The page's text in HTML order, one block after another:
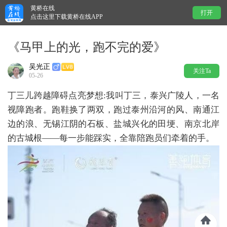
黄桥在线
点击这里下载黄桥在线APP
打开
《马甲上的光，跑不完的爱》
吴光正
05-26
关注Ta
丁三儿跨越障碍点亮梦想:我叫丁三，泰兴广陵人，一名
视障跑者。跑鞋换了两双，跑过泰州沿河的风、南通江
边的浪、无锡江阴的石板、盐城兴化的田埂、南京北岸
的古城根——每一步能踩实，全靠陪跑员们牵着的手。